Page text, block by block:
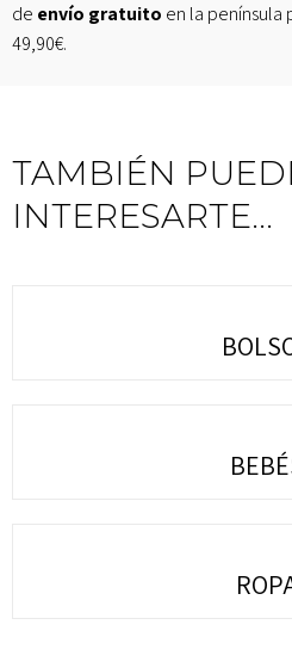
de envío gratuito en la península
49,90€.
TAMBIÉN
INTERESARTE...